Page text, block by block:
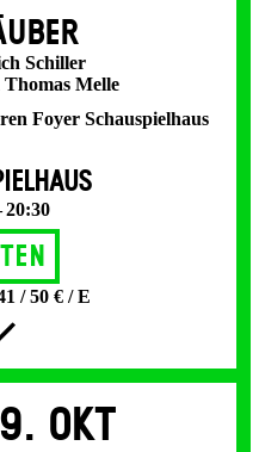
Schiller
Melle
Foyer Schauspielhaus
20:30
/ 50 € / E
Okt